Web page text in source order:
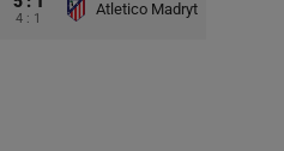
4 : 1
Atletico Madryt